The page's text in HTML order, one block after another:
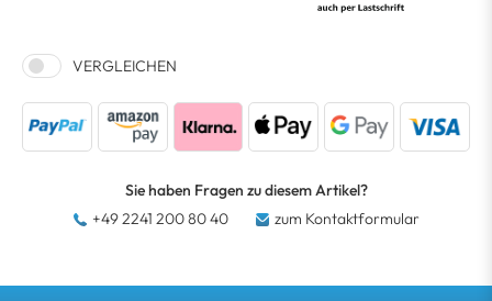
VERGLEICHEN
Sie haben Fragen zu diesem Artikel?
+49 2241 200 80 40
zum Kontaktformular